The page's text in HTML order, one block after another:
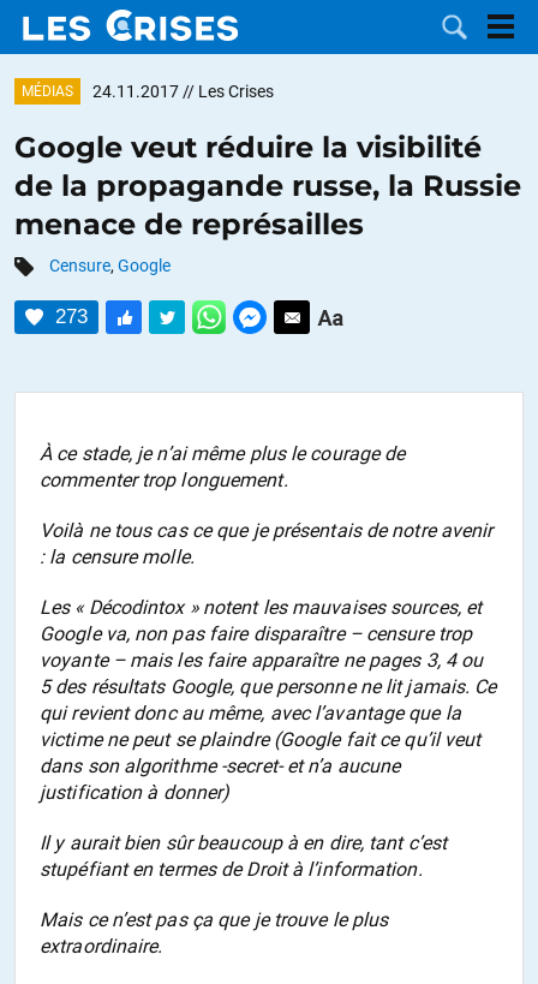
DOSSIERS
CATÉGORIES
MOTS CLÉS
NOUS
CONTACTER
FAIRE UN
MÉDIAS 24.11.2017 // Les Crises
Google veut réduire la visibilité
de la propagande russe, la Russie
menace de représailles
Censure, Google
273
À ce stade, je n’ai même plus le courage de
commenter trop longuement.
Voilà ne tous cas ce que je présentais de notre avenir
: la censure molle.
Les « Décodintox » notent les mauvaises sources, et
Google va, non pas faire disparaître – censure trop
voyante – mais les faire apparaître ne pages 3, 4 ou
5 des résultats Google, que personne ne lit jamais. Ce
qui revient donc au même, avec l’avantage que la
victime ne peut se plaindre (Google fait ce qu’il veut
dans son algorithme -secret- et n’a aucune
justification à donner)
Il y aurait bien sûr beaucoup à en dire, tant c’est
stupéfiant en termes de Droit à l’information.
Mais ce n’est pas ça que je trouve le plus
extraordinaire.